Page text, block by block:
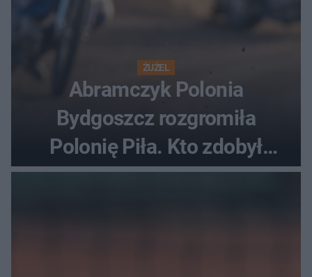
ŻUŻEL
Abramczyk Polonia
Bydgoszcz rozgromiła
Polonię Piła. Kto zdobył
najwięcej punktów?